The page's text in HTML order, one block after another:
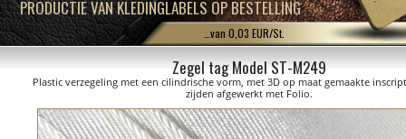
PRODUCTIE VAN KLEDINGLABELS OP BESTELLING
…van 0,03 EUR/St.
Zegel tag Model ST-M249
Plastic verzegeling met een cilindrische vorm, met 3D op maat gemaakte
zijden afgewerkt met Folio.